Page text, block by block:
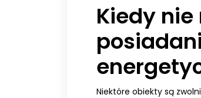
Kiedy
Niektóre obiekty są